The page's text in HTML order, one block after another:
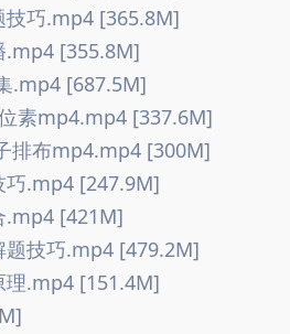
技巧.mp4 [365.8M]
.mp4 [355.8M]
.mp4 [687.5M]
素mp4.mp4 [337.6M]
排布mp4.mp4 [300M]
巧.mp4 [247.9M]
.mp4 [421M]
题技巧.mp4 [479.2M]
理.mp4 [151.4M]